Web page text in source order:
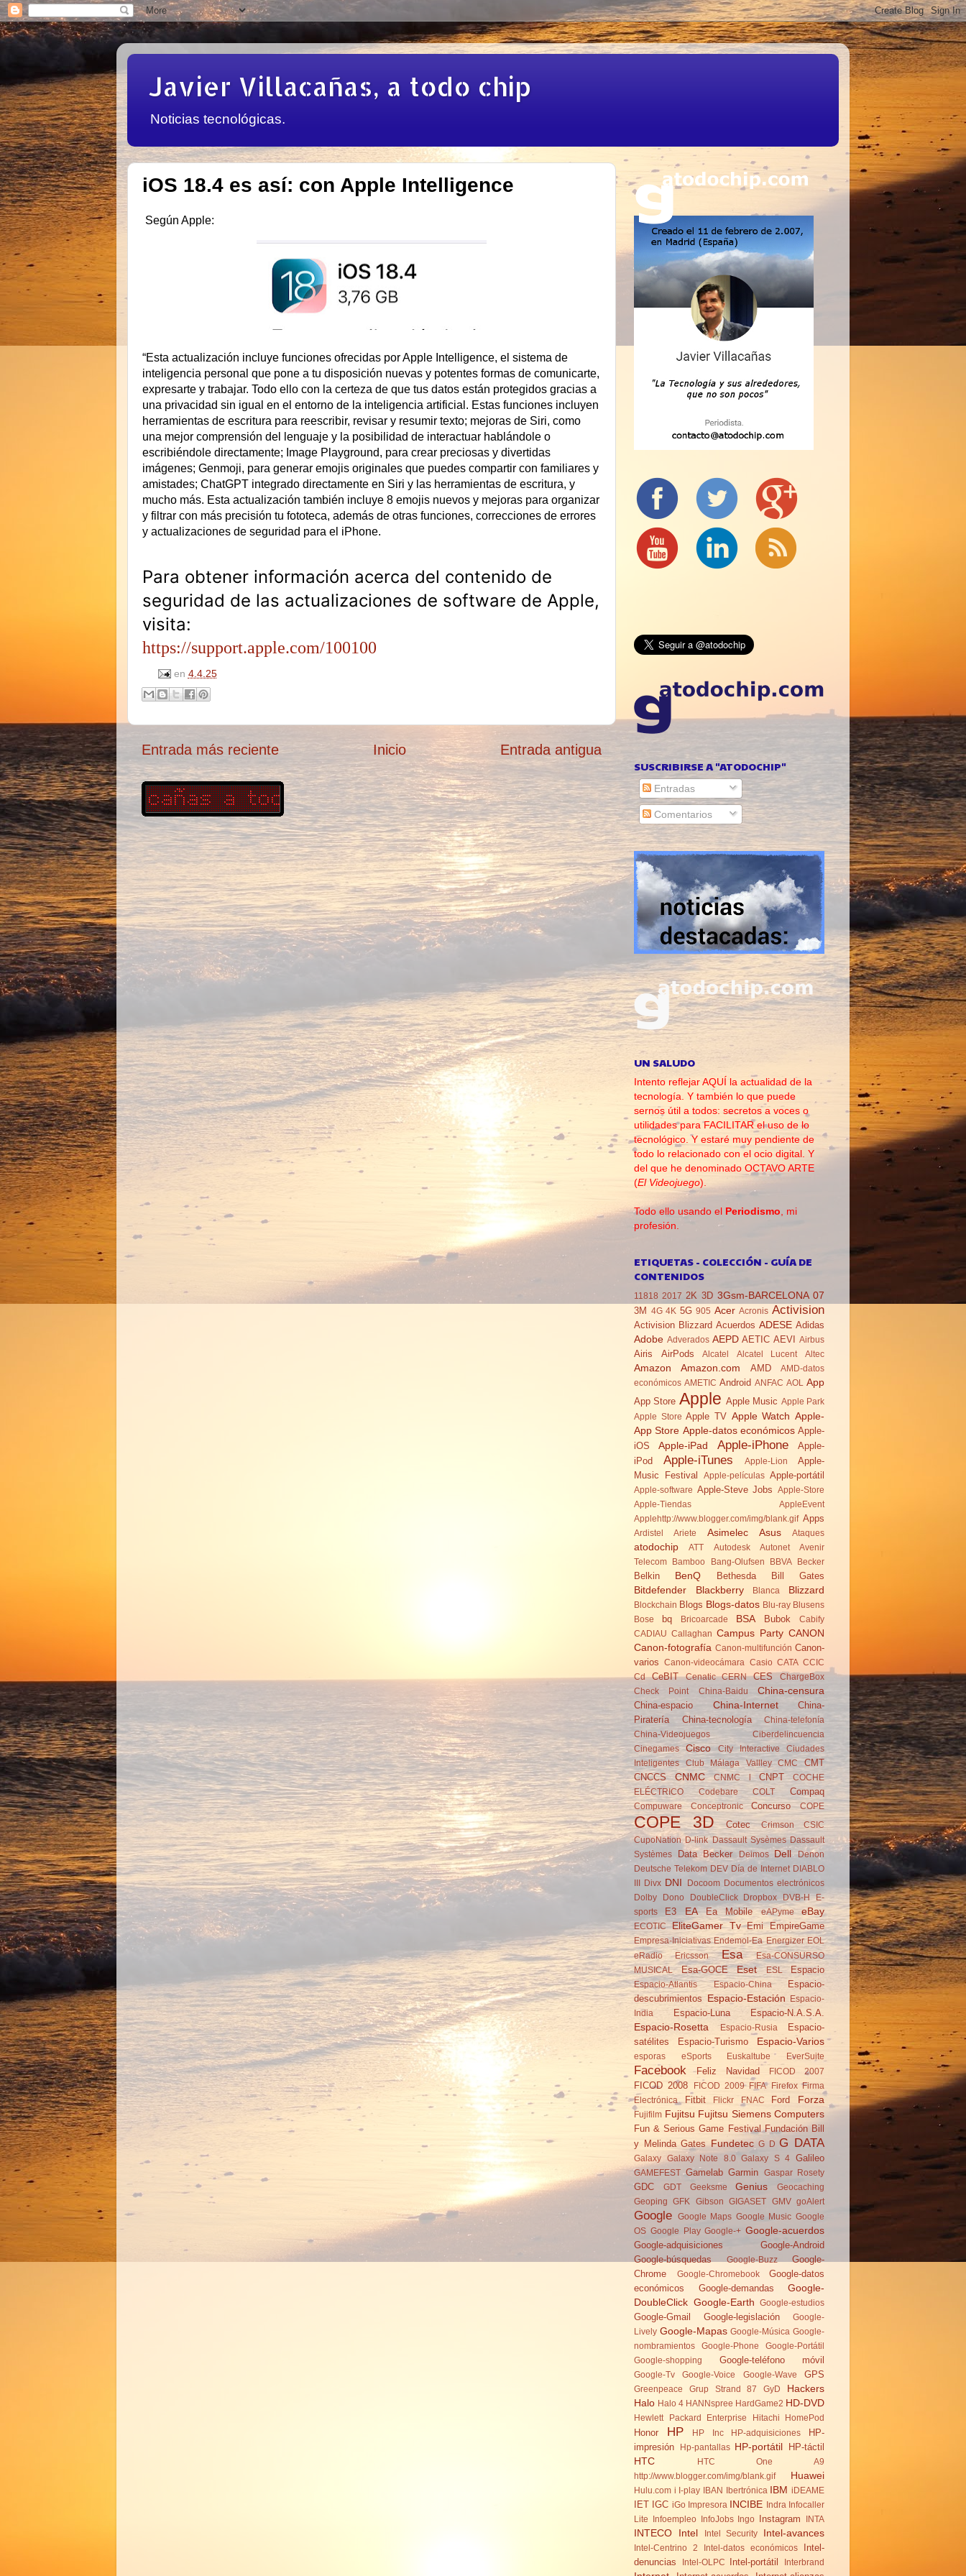
Javier Villacañas, a todo chip
Noticias tecnológicas.
iOS 18.4 es así: con Apple Intelligence
Según Apple:
“Esta actualización incluye funciones ofrecidas por Apple Intelligence, el sistema de
inteligencia personal que pone a tu disposición nuevas y potentes formas de comunicarte,
expresarte y trabajar. Todo ello con la certeza de que tus datos están protegidos gracias a
una privacidad sin igual en el entorno de la inteligencia artificial. Estas funciones incluyen
herramientas de escritura para reescribir, revisar y resumir texto; mejoras de Siri, como
una mejor comprensión del lenguaje y la posibilidad de interactuar hablándole o
escribiéndole directamente; Image Playground, para crear preciosas y divertidas
imágenes; Genmoji, para generar emojis originales que puedes compartir con familiares y
amistades; ChatGPT integrado directamente en Siri y las herramientas de escritura, y
mucho más. Esta actualización también incluye 8 emojis nuevos y mejoras para organizar
y filtrar con más precisión tu fototeca, además de otras funciones, correcciones de errores
y actualizaciones de seguridad para el iPhone.
Para obtener información acerca del contenido de
seguridad de las actualizaciones de software de Apple,
visita:
https://support.apple.com/100100
en 4.4.25
Entrada más reciente Entrada antigua
Inicio
SUSCRIBIRSE A "ATODOCHIP"
Entradas
Comentarios
UN SALUDO
Intento reflejar AQUÍ la actualidad de la
tecnología. Y también lo que puede
sernos útil a todos: secretos a voces o
utilidades para FACILITAR el uso de lo
tecnológico. Y estaré muy pendiente de
todo lo relacionado con el ocio digital. Y
del que he denominado OCTAVO ARTE
(El Videojuego).
Todo ello usando el Periodismo , mi
profesión.
ETIQUETAS - COLECCIÓN - GUÍA DE
CONTENIDOS
11818 2017 2K 3D 3Gsm-BARCELONA 07
3M 4G 4K 5G 905 Acer Acronis Activision
Activision Blizzard Acuerdos ADESE Adidas
Adobe Adverados AEPD AETIC AEVI Airbus
Airis AirPods Alcatel Alcatel Lucent Altec
Amazon Amazon.com AMD
AMD-datos
económicos AMETIC Android ANFAC AOL App
App Store Apple Apple Music Apple Park
Apple Store Apple TV Apple Watch Apple-
App Store Apple-datos económicos Apple-
iOS
Apple-iPad Apple-iPhone
Apple-
iPod
Apple-iTunes Apple-Lion
Apple-
Music Festival
Apple-películas Apple-portátil
Apple-software Apple-Steve Jobs
Apple-Store
Apple-Tiendas
AppleEvent
Applehttp://www.blogger.com/img/blank.gif Apps
Ardistel Ariete Asimelec Asus Ataques
atodochip ATT Autodesk Autonet
Avenir
Telecom
Bamboo Bang-Olufsen BBVA Becker
Belkin BenQ Bethesda Bill Gates
Bitdefender Blackberry Blanca Blizzard
Blockchain Blogs Blogs-datos Blu-ray Blusens
Bose
bq Brico­arcade BSA Bubok
Cabify
CADIAU Callaghan Campus Party CANON
Canon-fotografía Canon-multifunción Canon-
varios
Canon-videocámara Casio CATA CCIC
Cd
CeBIT Cenatic CERN CES
ChargeBox
Check Point
China-Baidu China-censura
China-espacio China-Internet
China-
Piratería
China-tecnología
China-telefonía
China-Videojuegos
Ciberdelincuencia
Cinegames
Cisco City Interactive
Ciudades
Inteligentes
Club Málaga Vallley CMC
CMT
CNCCS
CNMC CNMC l CNPT
COCHE
ELÉCTRICO
Codebare COLT Compaq
Compuware Conceptronic Concurso COPE
COPE 3D Cotec Crimson
CSIC
CupoNation D-link Dassault Sysèmes Dassault
Systèmes
Data Becker Deimos Dell
Denon
Deutsche Telekom DEV Día de Internet DIABLO
Divx DNI Docoom
Documentos electrónicos
Dolby
Dono DoubleClick Dropbox DVB-H
E-
sports
E3 EA Ea Mobile eAPyme eBay
ECOTIC EliteGamer Tv Emi EmpireGame
Empresa-Iniciativas Endemol-Ea Energizer EOL
eRadio
Ericsson Esa
Esa-CONSURSO
MUSICAL
Esa-GOCE Eset ESL Espacio
Espacio-Atlantis Espacio-China
Espacio-
descubrimientos Espacio-Estación
Espacio-
India
Espacio-Luna Espacio-N.A.S.A.
Espacio-Rosetta Espacio-Rusia
Espacio-
satélites
Espacio-Turismo Espacio-Varios
esporas eSports Euskaltube EverSuite
Facebook Feliz Navidad FICOD 2007
FICOD 2008 FICOD 2009 FIFA Firefox Firma
Electrónica
Fitbit Flickr FNAC Ford Forza
Fujifilm Fujitsu Fujitsu Siemens Computers
Fun & Serious Game Festival Fundación Bill
y Melinda Gates Fundetec G D G DATA
Galaxy Galaxy Note 8.0 Galaxy S 4 Galileo
GAMEFEST Gamelab Garmin Gaspar Rosety
GDC GDT Geeksme Genius
Geocaching
Geoping
GFK Gibson GIGASET GMV goAlert
Google Google Maps Google Music Google
OS Google Play Google-+ Google-acuerdos
Google-adquisiciones
Google-Android
Google-búsquedas
Google-Buzz
Google-
Chrome
Google-Chromebook
Google-datos
económicos
Google-demandas
Google-
DoubleClick Google-Earth Google-estudios
Google-Gmail Google-legislación
Google-
Lively Google-Mapas Google-Música Google-
nombramientos
Google-Phone
Google-Portátil
Google-shopping
Google-teléfono móvil
Google-Tv Google-Voice Google-Wave GPS
Greenpeace Grup Strand 87 GyD
Hackers
Halo Halo 4 HANNspree HardGame2 HD-DVD
Hewlett Packard Enterprise Hitachi HomePod
Honor HP HP Inc HP-adquisiciones
HP-
impresión
Hp-pantallas HP-portátil HP-táctil
HTC
HTC One A9
http://www.blogger.com/img/blank.gif
Huawei
Hulu.com i I-play IBAN Ibertrónica IBM iDEAME
IET IGC iGo Impresora INCIBE Indra Infocaller
Lite
Infoempleo InfoJobs Ingo Instagram INTA
INTECO Intel Intel Security Intel-avances
Intel-Centrino 2 Intel-datos económicos
Intel-
denuncias
Intel-OLPC Intel-portátil Interbrand